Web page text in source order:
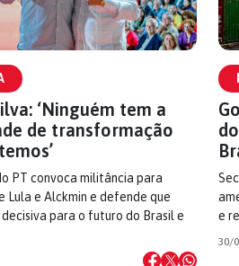
‘Ninguém tem a
de transformação
PT convoca militância para
Lula e Alckmin e defende que
para o futuro do Brasil e
e
30/